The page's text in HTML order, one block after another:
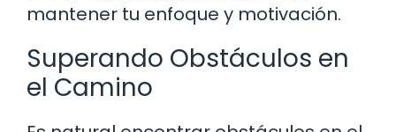
mantener tu enfoque y motivación.
Superando Obstáculos en
el Camino